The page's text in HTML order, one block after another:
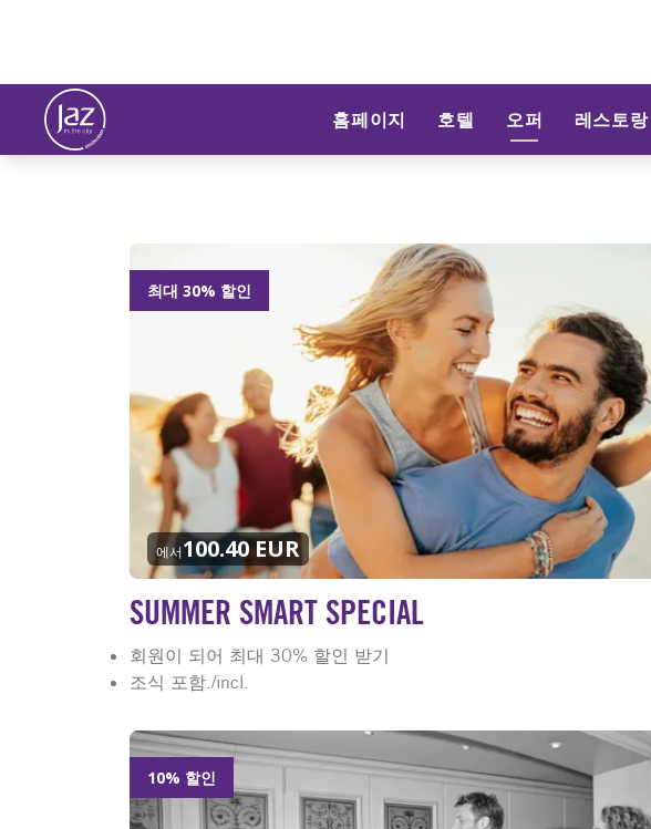
홈페이지 호텔 오퍼 레스토
최대 30% 할인
에서100.40 EUR
SUMMER SMART SPECIAL
회원이 되어 최대 30% 할인 받기
조식 포함./incl.
10% 할인